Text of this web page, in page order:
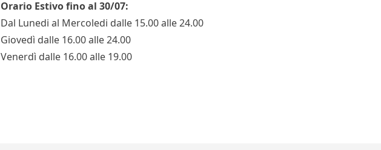
Orario Estivo fino al 30/07:
Dal Lunedi al Mercoledi dalle 15.00 alle 24.00
Giovedì dalle 16.00 alle 24.00
Venerdì dalle 16.00 alle 19.00